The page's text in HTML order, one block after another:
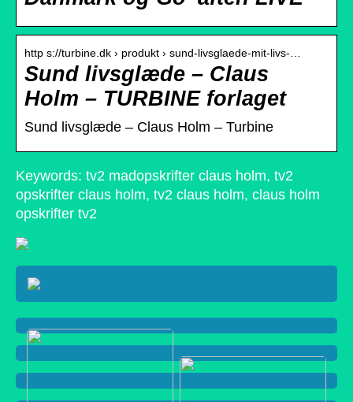
http s://turbine.dk › produkt › sund-livsglaede-mit-livs-…
Sund livsglæde – Claus
Holm – TURBINE forlaget
Sund livsglæde – Claus Holm – Turbine
Keywords: tv2 madopskrifter claus holm, tv2
opskrifter claus holm, tv2 claus holm, claus holm
opskrifter tv2